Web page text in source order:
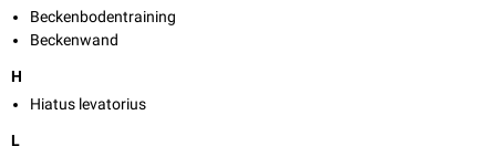
Beckenbodentraining
Beckenwand
H
Hiatus levatorius
L